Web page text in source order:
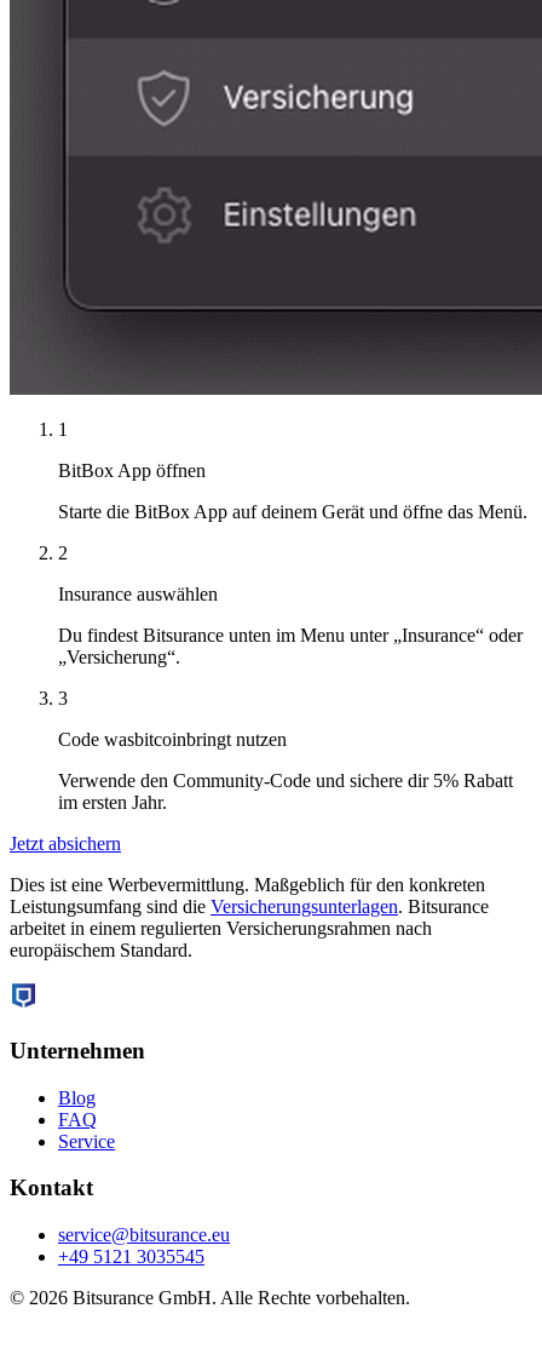
1
BitBox App öffnen
Starte die BitBox App auf deinem Gerät und öffne das Menü.
2
Insurance auswählen
Du findest Bitsurance unten im Menu unter „Insurance“ oder
„Versicherung“.
3
Code wasbitcoinbringt nutzen
Verwende den Community-Code und sichere dir 5% Rabatt
im ersten Jahr.
Jetzt absichern
Dies ist eine Werbevermittlung. Maßgeblich für den konkreten
Leistungsumfang sind die Versicherungsunterlagen. Bitsurance
arbeitet in einem regulierten Versicherungsrahmen nach
europäischem Standard.
Unternehmen
Blog
FAQ
Service
Kontakt
service@bitsurance.eu
+49 5121 3035545
© 2026 Bitsurance GmbH. Alle Rechte vorbehalten.